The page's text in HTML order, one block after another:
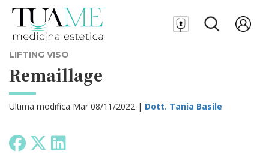
LIFTING VISO
Remaillage
Ultima modifica Mar 08/11/2022 | Dott. Tania Basile